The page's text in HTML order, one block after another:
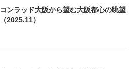
コンラッド大阪から望む大阪都心の眺望
（2025.11）